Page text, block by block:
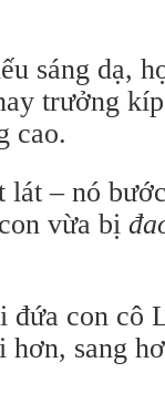
sáng dạ,
trưởng
cao.
– nó
vừa bị
đứa con cô
hơn, sang